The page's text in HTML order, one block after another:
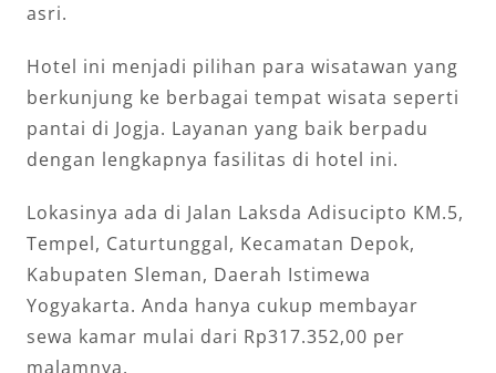
asri.
Hotel ini menjadi pilihan para wisatawan yang
berkunjung ke berbagai tempat wisata seperti
pantai di Jogja. Layanan yang baik berpadu
dengan lengkapnya fasilitas di hotel ini.
Lokasinya ada di Jalan Laksda Adisucipto KM.5,
Tempel, Caturtunggal, Kecamatan Depok,
Kabupaten Sleman, Daerah Istimewa
Yogyakarta. Anda hanya cukup membayar
sewa kamar mulai dari Rp317.352,00 per
malamnya.